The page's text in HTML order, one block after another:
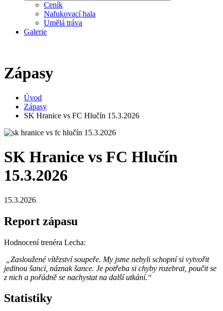
Ceník
Nafukovací hala
Umělá tráva
Galerie
Zápasy
Úvod
Zápasy
SK Hranice vs FC Hlučín 15.3.2026
SK Hranice vs FC Hlučín
15.3.2026
15.3.2026
Report zápasu
Hodnocení trenéra Lecha:
„Zasloužené vítězství soupeře. My jsme nebyli schopní si vytvořit
jedinou šanci, náznak šance. Je potřeba si chyby rozebrat, poučit se
z nich a pořádně se nachystat na další utkání.“
Statistiky